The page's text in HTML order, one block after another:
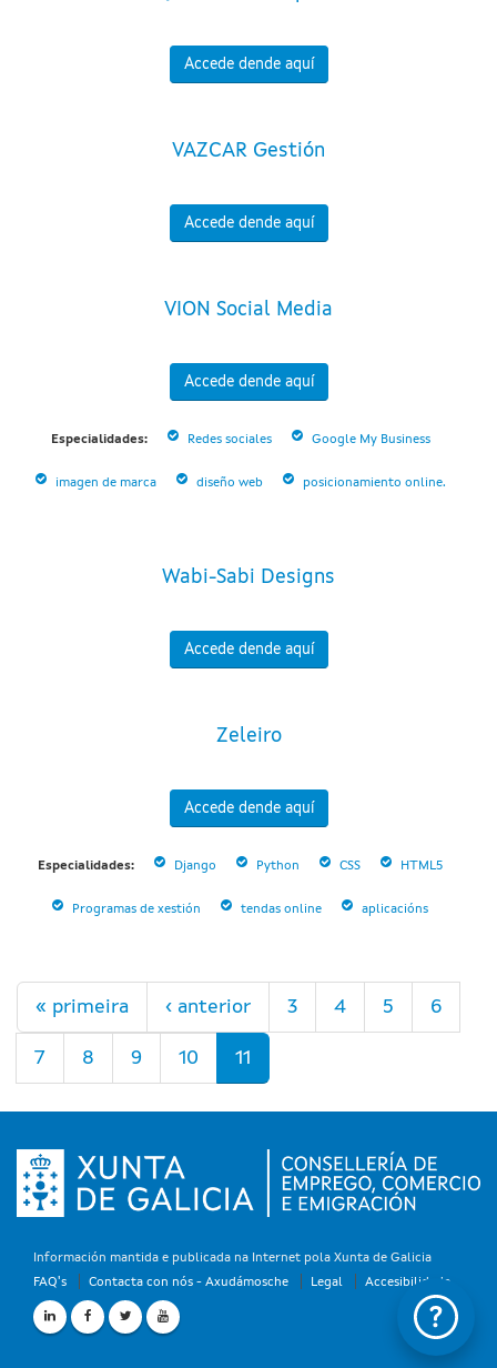
Accede dende aquí
VAZCAR Gestión
Accede dende aquí
VION Social Media
Accede dende aquí
Especialidades: Redes sociales Google My Business
imagen de marca diseño web posicionamiento online.
Wabi-Sabi Designs
Accede dende aquí
Zeleiro
Accede dende aquí
Especialidades: Django Python CSS HTML5
Programas de xestión tendas online aplicacións
Páxinas
« primeira ‹ anterior 3 4 5 6
7 8 9 10 11
Información mantida e publicada na Internet pola Xunta de Galicia
FAQ's
Contacta con nós - Axudámosche Legal Accesibilidade